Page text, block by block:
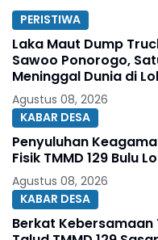
PERISTIWA
Laka Maut Dump
Sawoo Ponorogo,
Meninggal Dunia di
Agustus 08, 2026
KABAR DESA
Penyuluhan
Fisik TMMD 129 Bulu
Agustus 08, 2026
KABAR DESA
Berkat Kebersamaan